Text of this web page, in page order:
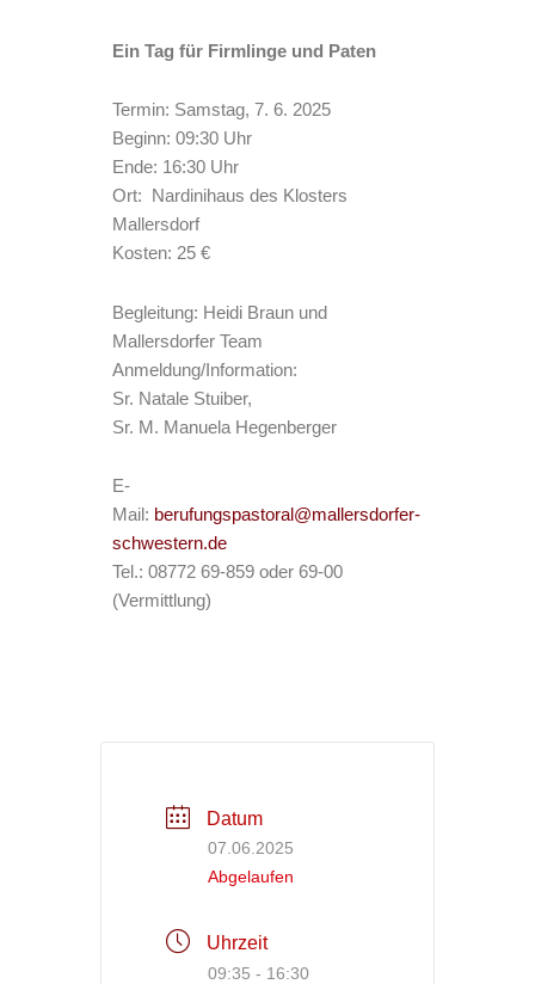
Ein Tag für Firmlinge und Paten
Termin: Samstag, 7. 6. 2025
Beginn: 09:30 Uhr
Ende: 16:30 Uhr
Ort: Nardinihaus des Klosters
Mallersdorf
Kosten: 25 €
Begleitung: Heidi Braun und
Mallersdorfer Team
Anmeldung/Information:
Sr. Natale Stuiber,
Sr. M. Manuela Hegenberger
E-
Mail: berufungspastoral@mallersdorfer-
schwestern.de
Tel.: 08772 69-859 oder 69-00
(Vermittlung)
Datum
07.06.2025
Abgelaufen
Uhrzeit
09:35 - 16:30